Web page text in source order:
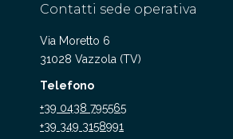
Contatti sede operativa
Via Moretto 6
31028 Vazzola (TV)
Telefono
+39 0438 795565
+39 349 3158991